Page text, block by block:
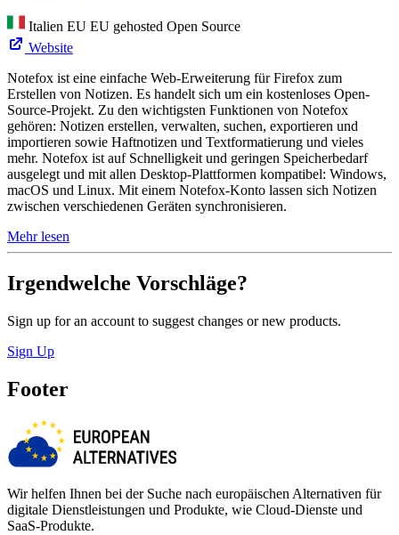
Italien EU EU gehosted Open Source
Website
Notefox ist eine einfache Web-Erweiterung für Firefox zum
Erstellen von Notizen. Es handelt sich um ein kostenloses Open-
Source-Projekt. Zu den wichtigsten Funktionen von Notefox
gehören: Notizen erstellen, verwalten, suchen, exportieren und
importieren sowie Haftnotizen und Textformatierung und vieles
mehr. Notefox ist auf Schnelligkeit und geringen Speicherbedarf
ausgelegt und mit allen Desktop-Plattformen kompatibel: Windows,
macOS und Linux. Mit einem Notefox-Konto lassen sich Notizen
zwischen verschiedenen Geräten synchronisieren.
Mehr lesen
Irgendwelche Vorschläge?
Sign up for an account to suggest changes or new products.
Sign Up
Footer
Wir helfen Ihnen bei der Suche nach europäischen Alternativen für
digitale Dienstleistungen und Produkte, wie Cloud-Dienste und
SaaS-Produkte.